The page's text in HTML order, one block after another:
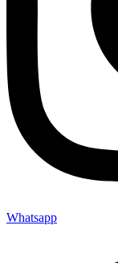
Whatsapp